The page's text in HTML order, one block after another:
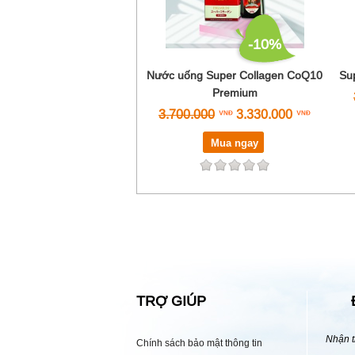
-10%
Nước uống Super Collagen CoQ10
Premium
3.700.000 3.330.000
Mua ngay
TRỢ GIÚP
Chính sách bảo mật thông tin Nhận